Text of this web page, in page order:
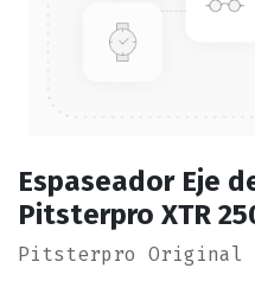
Espaseador Eje
Pitsterpro XTR
Pitsterpro Original